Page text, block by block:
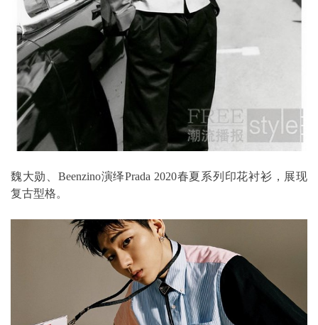
魏大勋、Beenzino演绎Prada 2020春夏系列印花衬衫，展现
复古型格。